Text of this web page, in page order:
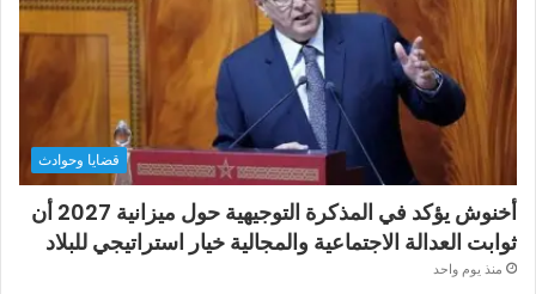
قضايا وحوادث
أخنوش يؤكد في المذكرة التوجيهية حول ميزانية 2027 أن
ثوابت العدالة الاجتماعية والمجالية خيار استراتيجي للبلاد
منذ يوم واحد